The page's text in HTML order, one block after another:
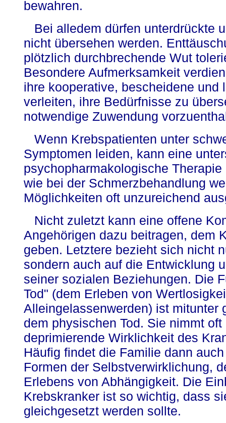
bewahren.
Bei alledem dürfen unterdrückte
nicht übersehen werden.
plötzlich durchbrechende Wut
Besondere Aufmerksamkeit
ihre kooperative, bescheidene und
verleiten, ihre Bedürfnisse zu
notwendige Zuwendung
Wenn Krebspatienten unter
Symptomen leiden, kann eine
psychopharmakologische
wie bei der Schmerzbehandlung
Möglichkeiten oft unzureichend
Nicht zuletzt kann eine offene
Angehörigen dazu beitragen, dem
geben. Letztere bezieht sich nicht
sondern auch auf die Entwicklung
seiner sozialen Beziehungen. Die
Tod" (dem Erleben von
Alleingelassenwerden) ist mitunter
dem physischen Tod. Sie nimmt
deprimierende Wirklichkeit des
Häufig findet die Familie dann
Formen der Selbstverwirklichung,
Erlebens von Abhängigkeit. Die
Krebskranker ist so wichtig, dass
gleichgesetzt werden sollte.